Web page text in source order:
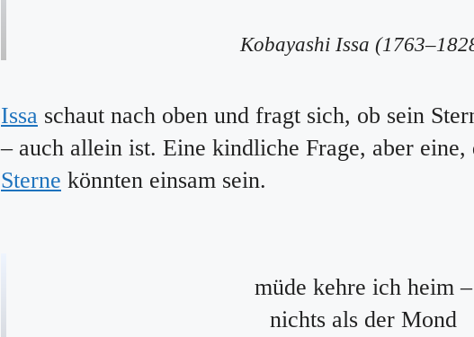
Kobayashi Issa
Issa schaut nach oben und fragt sich, ob sein
– auch allein ist. Eine kindliche Frage, aber
Sterne könnten einsam sein.
müde kehre ich heim –
nichts als der Mond